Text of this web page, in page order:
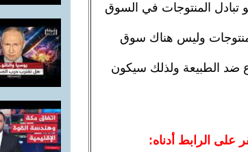
تبادل المنتوجات في السوق
وليس هناك سوق
الطبيعة ولذلك سيكون
على الرابط أدناه: